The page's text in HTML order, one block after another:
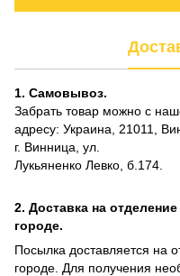
1. Самовывоз.
Забрать товар можно с
адресу: Украина, 21011,
г. Винница, ул.
Лукьяненко Левко, б.174.
2. Доставка на
городе.
Посылка доставляется на
городе. Для получения